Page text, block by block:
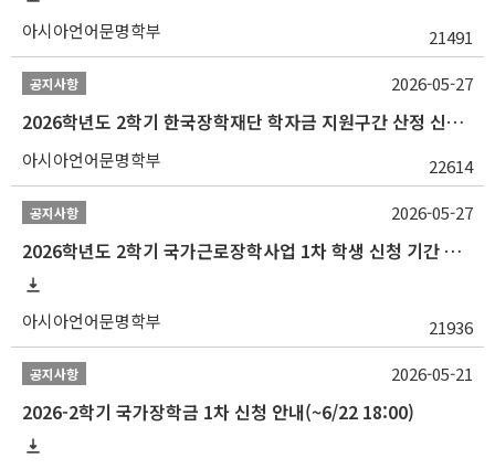
아시아언어문명학부 21491
공지사항
2026학년도 2학기 한국장학재단 학자금 지원구간 산정 신청 안내
아시아언어문명학부 22614
2026-05-27
공지사항
2026학년도 2학기 국가근로장학사업 1차 학생 신청 기간 안내
아시아언어문명학부 21936
2026-05-27
공지사항
2026-2학기 국가장학금 1차 신청 안내(~6/22 18:00)
2026-05-21